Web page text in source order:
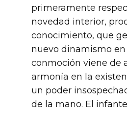
primeramente
novedad interior,
conocimiento, que
nuevo dinamismo en
conmoción viene de
armonía en la
un poder
de la mano. El